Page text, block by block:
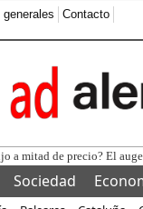
Contacto
a mitad de precio? El
Sociedad